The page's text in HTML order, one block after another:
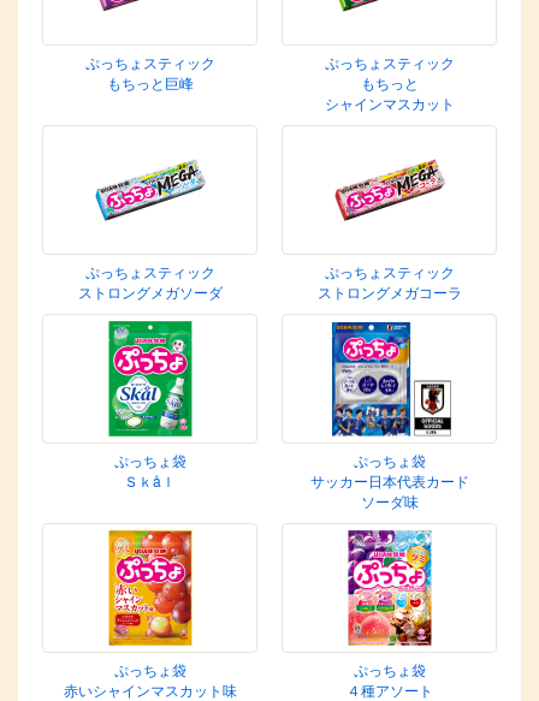
ぷっちょスティック
もちっと巨峰
ぷっちょスティック
もちっと
シャインマスカット
ぷっちょスティック
ストロングメガソーダ
ぷっちょスティック
ストロングメガコーラ
ぷっちょ袋
Ｓｋåｌ
ぷっちょ袋
サッカー日本代表カード
ソーダ味
ぷっちょ袋
赤いシャインマスカット味
ぷっちょ袋
４種アソート